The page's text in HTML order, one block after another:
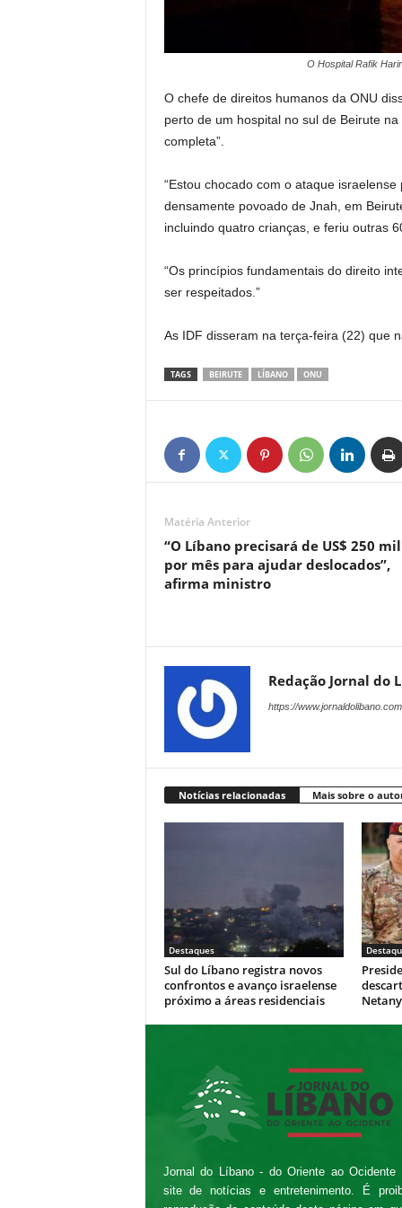
O Hospital Rafik
O chefe de direitos humanos da ONU
perto de um hospital no sul de Beirute
completa”.
“Estou chocado com o ataque
densamente povoado de Jnah, em
incluindo quatro crianças, e feriu outras
“Os princípios fundamentais do direito
ser respeitados.”
As IDF disseram na terça-feira (22) que
TAGS BEIRUTE LÍBANO ONU
Matéria Anterior
“O Líbano precisará de US$ 250
por mês para ajudar deslocados”,
afirma ministro
Redação Jornal do
https://
Notícias relacionadas Mais sobre o
Destaques
Sul do Líbano registra novos
confrontos e avanço israelense
próximo a áreas residenciais
Jornal do Líbano - do Oriente ao Ocidente
site de notícias e entretenimento. É